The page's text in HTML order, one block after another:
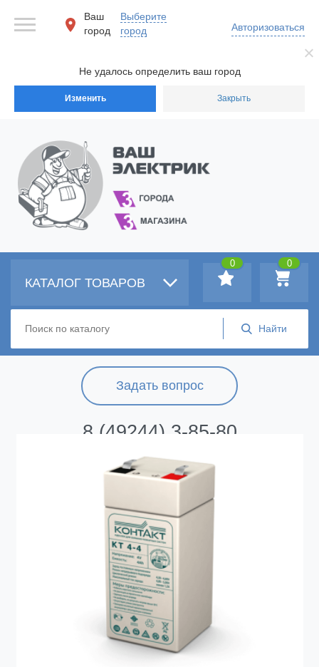
Не удалось определить ваш город
Изменить Закрыть
Ваш
город
Выберите
город
Авторизоваться
Задать вопрос
8 (49244) 3-85-80
КАТАЛОГ ТОВАРОВ
0
0